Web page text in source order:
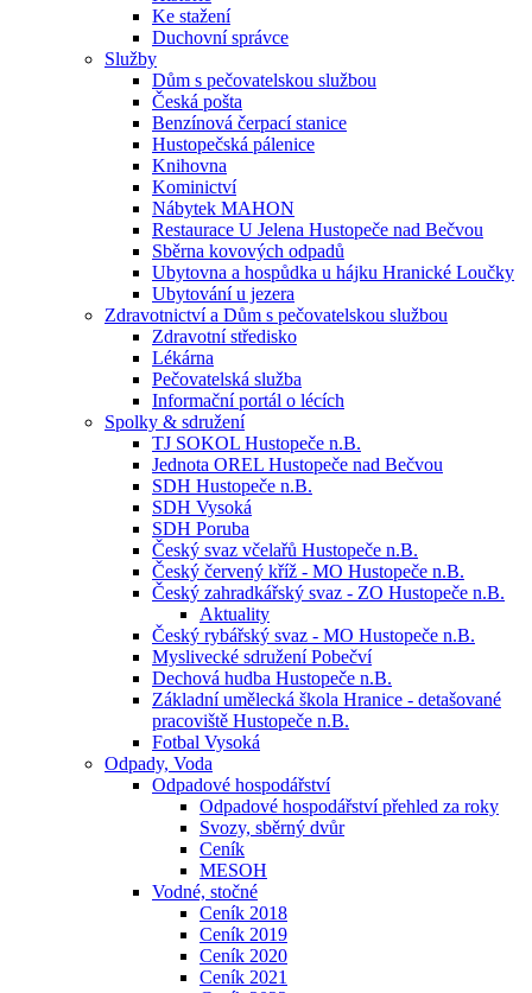
Ke stažení
Duchovní správce
Služby
Dům s pečovatelskou službou
Česká pošta
Benzínová čerpací stanice
Hustopečská pálenice
Knihovna
Kominictví
Nábytek MAHON
Restaurace U Jelena Hustopeče nad Bečvou
Sběrna kovových odpadů
Ubytovna a hospůdka u hájku Hranické Loučky
Ubytování u jezera
Zdravotnictví a Dům s pečovatelskou službou
Zdravotní středisko
Lékárna
Pečovatelská služba
Informační portál o lécích
Spolky & sdružení
TJ SOKOL Hustopeče n.B.
Jednota OREL Hustopeče nad Bečvou
SDH Hustopeče n.B.
SDH Vysoká
SDH Poruba
Český svaz včelařů Hustopeče n.B.
Český červený kříž - MO Hustopeče n.B.
Český zahradkářský svaz - ZO Hustopeče n.B.
Aktuality
Český rybářský svaz - MO Hustopeče n.B.
Myslivecké sdružení Pobečví
Dechová hudba Hustopeče n.B.
Základní umělecká škola Hranice - detašované
pracoviště Hustopeče n.B.
Fotbal Vysoká
Odpady, Voda
Odpadové hospodářství
Odpadové hospodářství přehled za roky
Svozy, sběrný dvůr
Ceník
MESOH
Vodné, stočné
Ceník 2018
Ceník 2019
Ceník 2020
Ceník 2021